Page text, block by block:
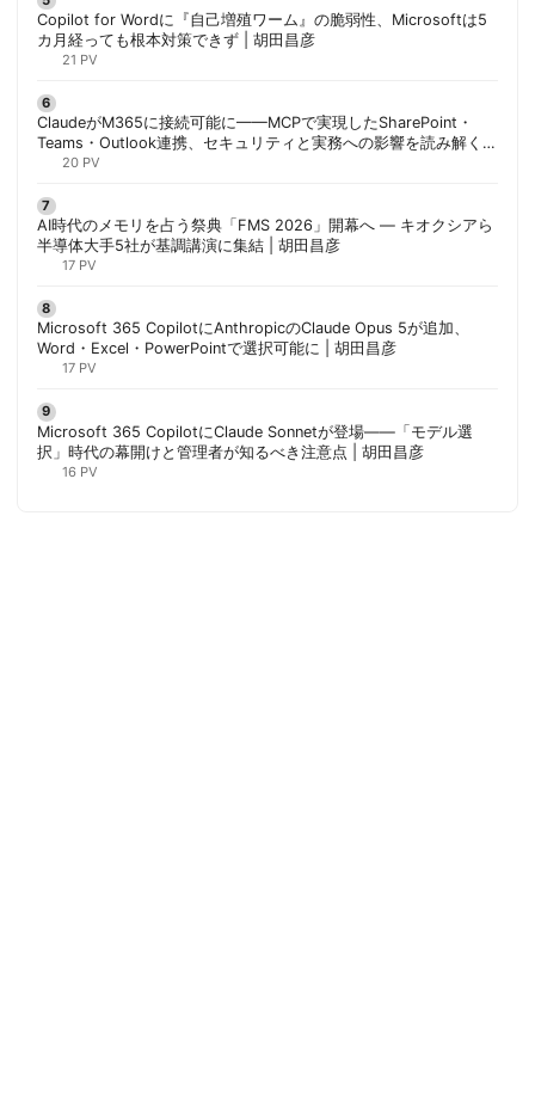
Copilot for Wordに『自己増殖ワーム』の脆弱性、Microsoftは5
カ月経っても根本対策できず | 胡田昌彦
21 PV
ClaudeがM365に接続可能に——MCPで実現したSharePoint・
Teams・Outlook連携、セキュリティと実務への影響を読み解く |
胡田昌彦
20 PV
AI時代のメモリを占う祭典「FMS 2026」開幕へ ― キオクシアら
半導体大手5社が基調講演に集結 | 胡田昌彦
17 PV
Microsoft 365 CopilotにAnthropicのClaude Opus 5が追加、
Word・Excel・PowerPointで選択可能に | 胡田昌彦
17 PV
Microsoft 365 CopilotにClaude Sonnetが登場——「モデル選
択」時代の幕開けと管理者が知るべき注意点 | 胡田昌彦
16 PV